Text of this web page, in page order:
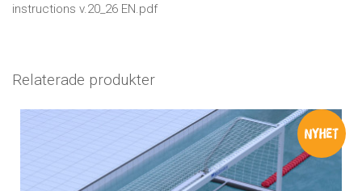
instructions v.20_26 EN.pdf
Relaterade produkter